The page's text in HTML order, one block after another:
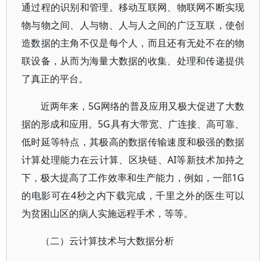
通过程的识别和管理。移动互联网、物联网不断实现
物与物之间、人与物、人与人之间的广泛互联，使创
造数据的主角不仅是每个人，而且还有无处不在的物
联设备，从而为海量大数据的收集、处理和传递提供
了真正的平台。
近两年来，5G网络的普及应用又极大促进了大数
据的形成和应用。5G具有大带宽、广连接、高可靠、
低时延等特点，其极高的数据传输速度和极强的数据
计算处理能力在云计算、区块链、AI等新技术加持之
下，极大提高了工作效率和生产能力，例如，一部1G
的电影可在4秒之内下载完成，千里之外的医生可以
为贫困山区的病人实施远程手术，等等。
（二）云计算技术与大数据分析